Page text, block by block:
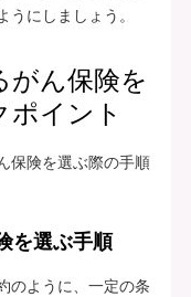
にしましょう。
がん保険を
イント
保険を選ぶ際の手順
を選ぶ手順
のように、一定の条